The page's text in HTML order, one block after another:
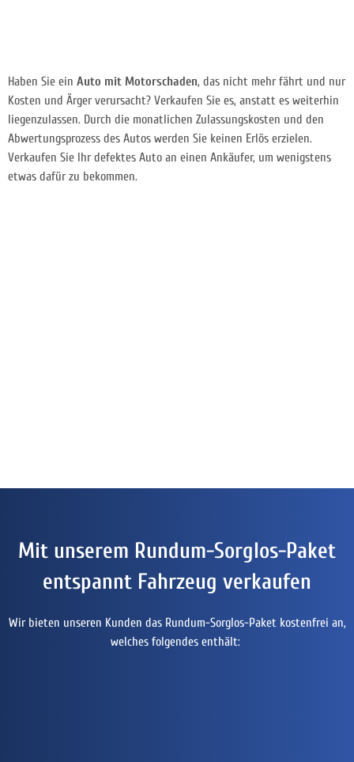
Haben Sie ein Auto mit Motorschaden, das nicht mehr fährt und nur
Kosten und Ärger verursacht? Verkaufen Sie es, anstatt es weiterhin
liegenzulassen. Durch die monatlichen Zulassungskosten und den
Abwertungsprozess des Autos werden Sie keinen Erlös erzielen.
Verkaufen Sie Ihr defektes Auto an einen Ankäufer, um wenigstens
etwas dafür zu bekommen.
Mit unserem Rundum-Sorglos-Paket
entspannt Fahrzeug verkaufen
Wir bieten unseren Kunden das Rundum-Sorglos-Paket kostenfrei an,
welches folgendes enthält: